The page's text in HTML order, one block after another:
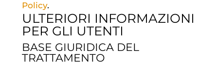
Policy.
ULTERIORI INFORMAZIONI
PER GLI UTENTI
BASE GIURIDICA DEL
TRATTAMENTO